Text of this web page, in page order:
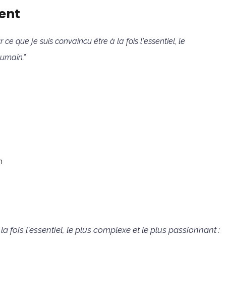
que je suis convaincu être à la fois l'essentiel, le
fois l'essentiel, le plus complexe et le plus passionnant :